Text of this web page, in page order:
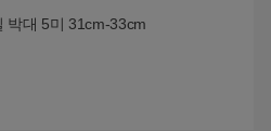
박대 5미 31cm-33cm